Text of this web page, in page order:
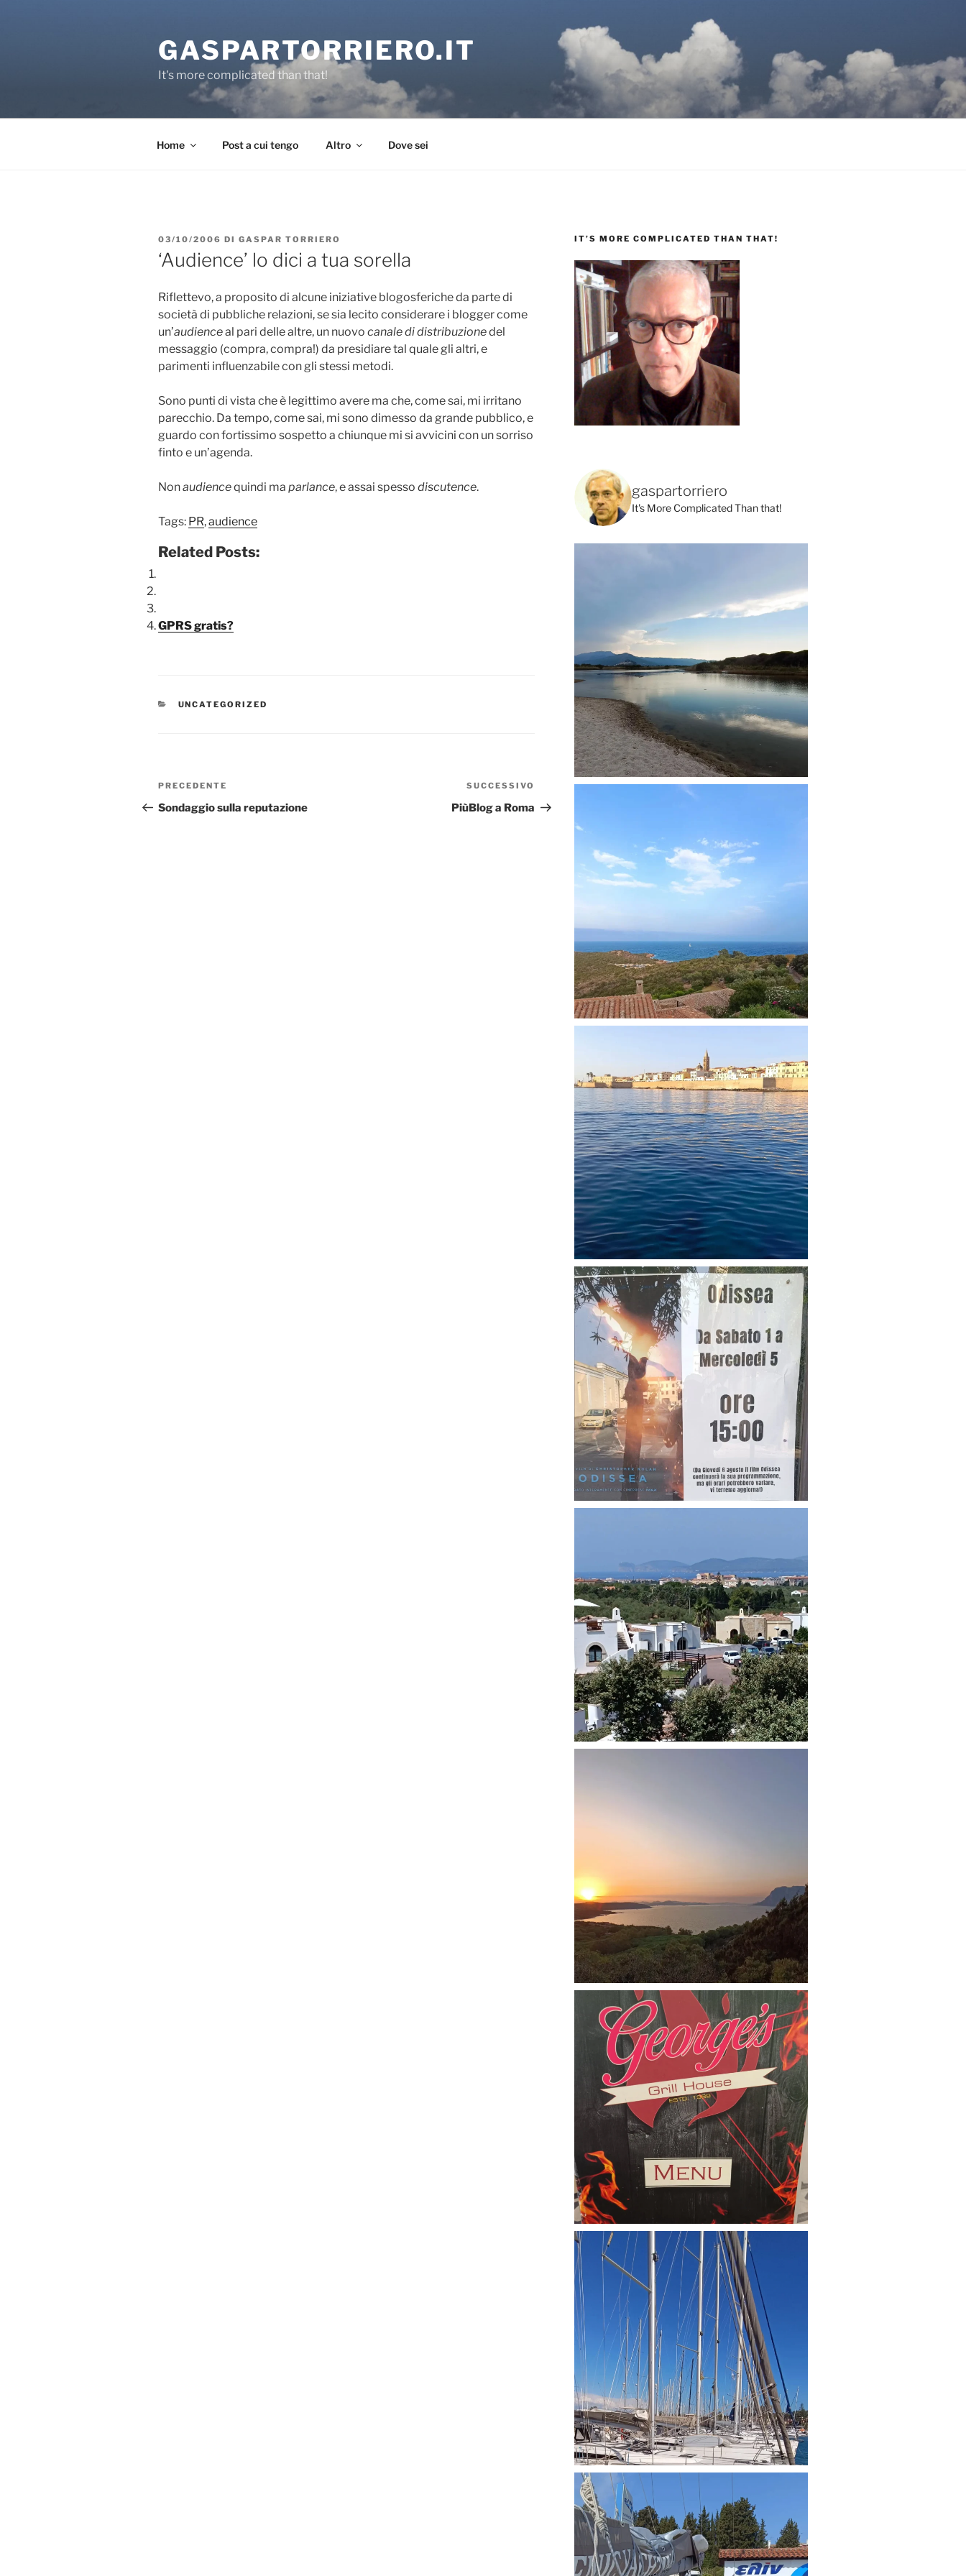
GASPARTORRIERO.IT
It's more complicated than that!
Home Post a cui tengo Altro Dove sei
PUBBLICATO
IL
03/10/2006 DI GASPAR TORRIERO
‘Audience’ lo dici a tua sorella
Riflettevo, a proposito di alcune iniziative blogosferiche da parte di
società di pubbliche relazioni, se sia lecito considerare i blogger come
un’audienceal pari delle altre, un nuovo canale di distribuzionedel
messaggio (compra, compra!) da presidiare tal quale gli altri, e
parimenti influenzabile con gli stessi metodi.
Sono punti di vista che è legittimo avere ma che, come sai, mi irritano
parecchio. Da tempo, come sai, mi sono dimesso da grande pubblico, e
guardo con fortissimo sospetto a chiunque mi si avvicini con un sorriso
finto e un’agenda.
Nonaudiencequindi ma parlance, e assai spesso discutence.
Tags: PR,audience
Related Posts:
GPRS gratis?
CATEGORIE
UNCATEGORIZED
Navigazione
articoli
Articolo
precedente:
PRECEDENTE
Sondaggio sulla reputazione
Articolo
successivo
SUCCESSIVO
PiùBlog a Roma
IT’S MORE COMPLICATED THAN THAT!
gaspartorriero
It's More Complicated Than that!